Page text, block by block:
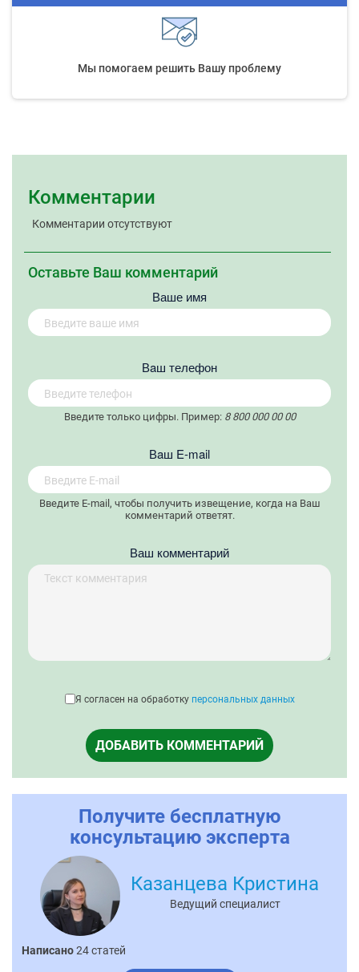
Мы помогаем решить Вашу проблему
Комментарии
Комментарии отсутствуют
Оставьте Ваш комментарий
Ваше имя
Вaш телефон
Введите только цифры. Пример: 8 800 000 00 00
Вaш E-mail
Введите E-mail, чтобы получить извещение, когда на Ваш
комментарий ответят.
Ваш комментарий
Я согласен на обработку персональных данных
ДОБАВИТЬ КОММЕНТАРИЙ
Получите бесплатную
консультацию эксперта
Казанцева Кристина
Ведущий специалист
Написано24 статей